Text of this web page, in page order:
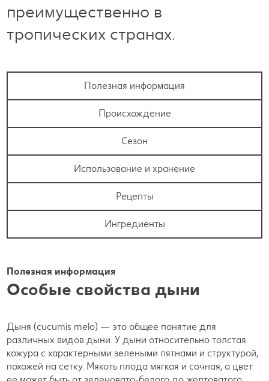
преимущественно в
тропических странах.
Полезная информация
Происхождение
Сезон
Использование и хранение
Рецепты
Ингредиенты
Полезная информация
Особые свойства дыни
Дыня (cucumis melo) — это общее понятие для
различных видов дыни. У дыни относительно толстая
кожура с характерными зелеными пятнами и структурой,
похожей на сетку. Мякоть плода мягкая и сочная, а цвет